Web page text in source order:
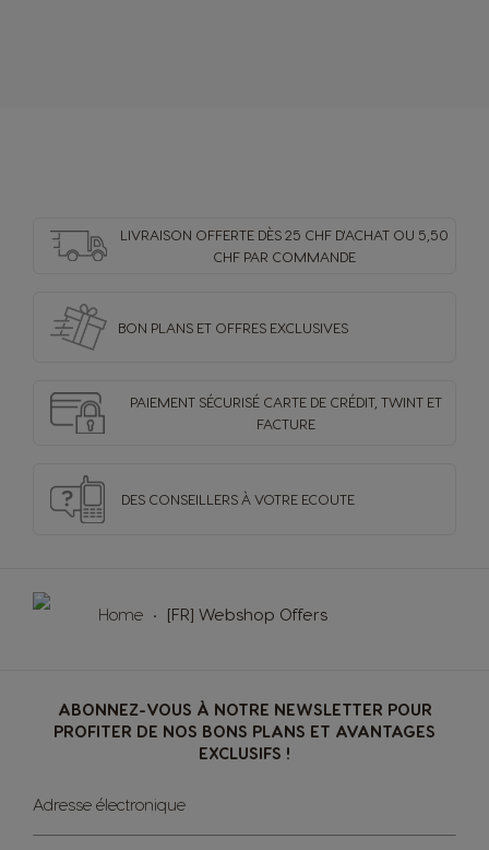
LIVRAISON OFFERTE DÈS 25 CHF D'ACHAT OU 5,50
CHF PAR COMMANDE
BON PLANS ET OFFRES EXCLUSIVES
PAIEMENT SÉCURISÉ CARTE DE CRÉDIT, TWINT ET
FACTURE
DES CONSEILLERS À VOTRE ECOUTE
Home [FR] Webshop Offers
ABONNEZ-VOUS À NOTRE NEWSLETTER POUR
PROFITER DE NOS BONS PLANS ET AVANTAGES
EXCLUSIFS !
Sign
Up
for
Adresse électronique